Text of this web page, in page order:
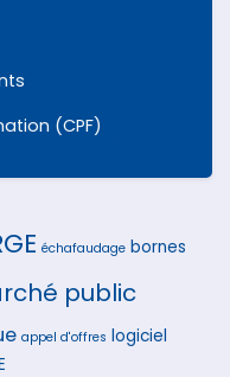
(CPF)
échafaudage bornes
public
appel d'offres logiciel